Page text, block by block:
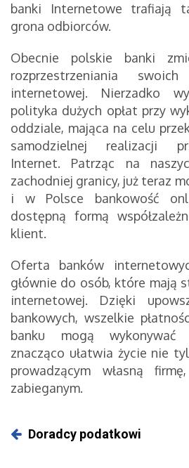
banki Internetowe trafiają
grona odbiorców.
Obecnie polskie banki
rozprzestrzeniania
internetowej. Nierzadko
polityka dużych opłat przy
oddziale, mająca na celu
samodzielnej realizacji
Internet. Patrząc na
zachodniej granicy, już teraz
i w Polsce bankowość
dostępną formą
klient.
Oferta banków
głównie do osób, które mają
internetowej. Dzięki
bankowych, wszelkie
banku mogą wykonywać
znacząco ułatwia życie nie
prowadzącym własną
zabieganym.
Doradcy podatkowi